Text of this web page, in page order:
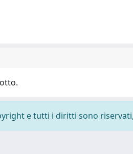
e tutti i diritti sono